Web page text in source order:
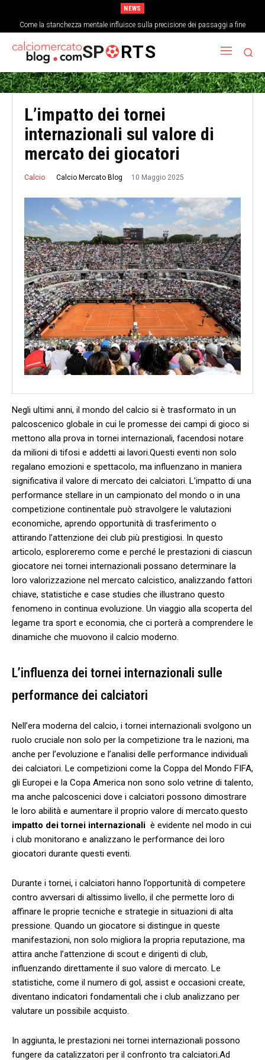
NEWS
Come la stanchezza mentale influisce sulla precisione dei passaggi a fine
partita
SP RTS
L’impatto dei tornei
internazionali sul valore di
mercato dei giocatori
Calcio Calcio Mercato Blog 10 Maggio 2025
Negli ultimi anni,​ il⁤ mondo del calcio si è ⁤trasformato ⁤in un ​
palcoscenico globale in cui​ le promesse dei‍ campi di gioco si
mettono ⁢alla prova⁢ in tornei internazionali, facendosi⁤ notare
da milioni di tifosi e⁣ addetti ai lavori.Questi ⁣eventi non solo
regalano ⁢emozioni e ​spettacolo, ma‌ influenzano in maniera
‌significativa il valore di mercato‌ dei calciatori. L’impatto⁢ di‍ una
​performance stellare in un campionato del mondo o in una
competizione continentale può stravolgere le valutazioni
⁤economiche, ⁢aprendo opportunità di trasferimento o
attirando l’attenzione dei club più prestigiosi. In questo
articolo, esploreremo come e perché le prestazioni di ciascun
giocatore nei tornei ⁤internazionali possano determinare la
loro valorizzazione nel mercato calcistico, analizzando fattori
chiave, statistiche⁢ e case studies che‍ illustrano questo
fenomeno in continua evoluzione. Un viaggio alla ‌scoperta del
legame tra sport e economia, che ci⁤ porterà ⁢a comprendere le
dinamiche⁢ che muovono ​il calcio moderno.
L’influenza dei tornei⁢ internazionali sulle
performance dei calciatori
Nell’era moderna del calcio, i ‌tornei internazionali svolgono un
ruolo​ cruciale non solo per la competizione tra le nazioni, ⁤ma
anche per l’evoluzione e l’analisi​ delle ​performance ‌individuali
dei calciatori. Le competizioni come la Coppa ‌del ⁤Mondo FIFA,
gli Europei e la Copa America non sono ‍solo vetrine di talento,
ma anche palcoscenici dove i calciatori possono dimostrare
le loro abilità e aumentare il proprio valore ⁤di ‌mercato.questo
impatto dei tornei ‍internazionali ⁣ è‌ evidente nel modo in‍ cui⁢
i club monitorano e analizzano le⁤ performance dei loro
giocatori durante questi eventi.
Durante⁤ i tornei, i ​calciatori hanno l’opportunità di competere
contro​ avversari di‍ altissimo⁢ livello, ⁣il​ che permette loro ⁤di
affinare le proprie tecniche e⁣ strategie⁣ in⁢ situazioni di alta
pressione. Quando un giocatore si ⁢distingue in queste
manifestazioni, non solo migliora la propria reputazione, ma
attira anche l’attenzione di scout e dirigenti di club,
influenzando ⁢direttamente il‌ suo valore di mercato. Le
statistiche,⁢ come il⁢ numero di gol, assist e occasioni ⁣create,
diventano indicatori fondamentali che i club analizzano per
valutare un possibile acquisto.
In aggiunta,⁣ le ‌prestazioni ‌nei tornei internazionali possono
fungere da catalizzatori ‍per il ⁣confronto tra calciatori.Ad⁢